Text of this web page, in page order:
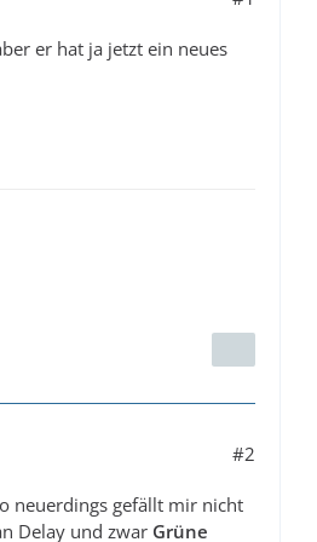
er hat ja jetzt ein neues
#2
neuerdings gefällt mir nicht
Delay und zwar Grüne